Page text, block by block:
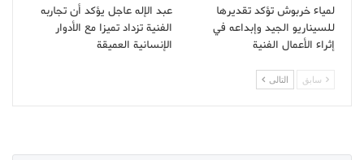
لمياء خربوش تؤكد تقديرها
للسيناريو الجيد وإبداعه في
إثراء الأعمال الفنية
عبد الإله عاجل يؤكد أن تجاربه
الفنية تزداد تميزا مع الأدوار
الإنسانية العميقة
سابق التالى